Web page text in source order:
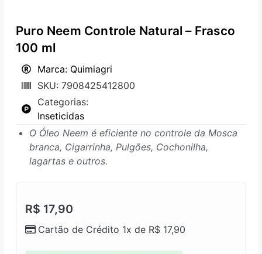
Puro Neem Controle Natural – Frasco
100 ml
Marca: Quimiagri
SKU: 7908425412800
Categorias:
Inseticidas
O Óleo Neem é eficiente no controle da Mosca
branca, Cigarrinha, Pulgões, Cochonilha,
lagartas e outros.
R$ 17,90
Cartão de Crédito 1x de R$ 17,90